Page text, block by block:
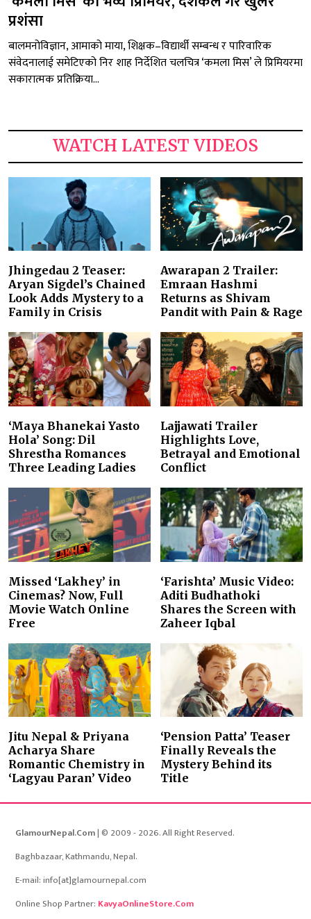
प्रशंसा
बालमनोविज्ञान, आमाको माया, शिक्षक–विद्यार्थी सम्बन्ध र पारिवारिक
संवेदनालाई समेटिएको निर शाह निर्देशित चलचित्र ‘कमला मिस’ ले प्रिमियरमा
सकारात्मक प्रतिक्रिया...
WATCH LATEST VIDEOS
Jhingedau 2 Teaser:
Aryan Sigdel’s Chained
Look Adds Mystery to a
Family in Crisis
Awarapan 2 Trailer:
Emraan Hashmi
Returns as Shivam
Pandit with Pain & Rage
‘Maya Bhanekai Yasto
Hola’ Song: Dil
Shrestha Romances
Three Leading Ladies
Lajjawati Trailer
Highlights Love,
Betrayal and Emotional
Conflict
Missed ‘Lakhey’ in
Cinemas? Now, Full
Movie Watch Online
Free
‘Farishta’ Music Video:
Aditi Budhathoki
Shares the Screen with
Zaheer Iqbal
Jitu Nepal & Priyana
Acharya Share
Romantic Chemistry in
‘Lagyau Paran’ Video
‘Pension Patta’ Teaser
Finally Reveals the
Mystery Behind its
Title
GlamourNepal.Com| © 2009 - 2026. All Right Reserved.
Baghbazaar, Kathmandu, Nepal.
E-mail: info[at]glamournepal.com
Online Shop Partner: KavyaOnlineStore.Com